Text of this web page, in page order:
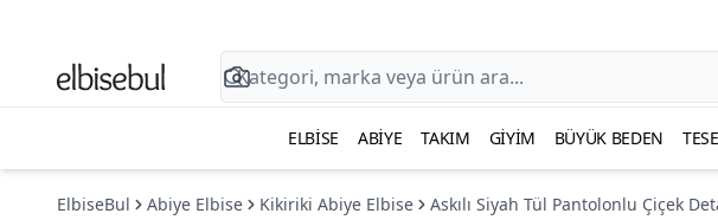
ELBISE ABIYE TAKIM GIYIM BÜYÜK BEDEN
ElbiseBul Abiye Elbise Kikiriki Abiye Elbise
Askılı Siyah Tül Pantolonlu Çiçek